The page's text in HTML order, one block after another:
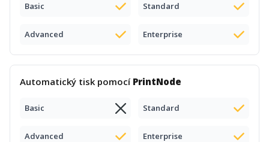
Basic Standard
Advanced Enterprise
Automatický tisk pomocí PrintNode
Basic Standard
Advanced Enterprise